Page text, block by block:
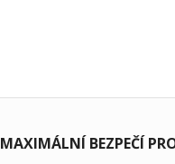
BEZPEČÍ